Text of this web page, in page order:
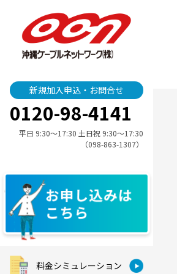
新規加入申込・お問合せ
0120-98-4141
平日 9:30〜17:30 土日祝 9:30〜17:30
（098-863-1307）
料金シミュレーション